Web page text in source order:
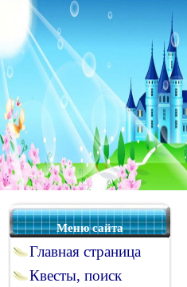
Меню сайта
Главная страница
Квесты, поиск